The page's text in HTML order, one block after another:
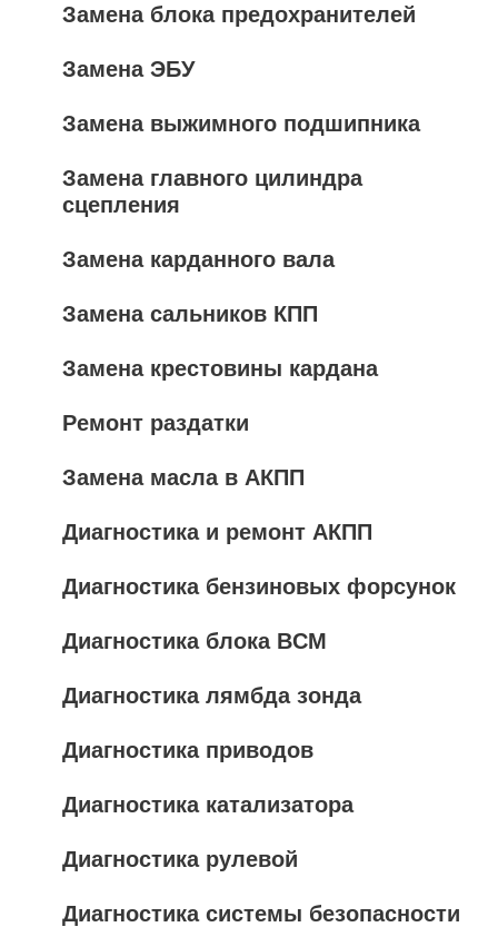
Замена блока предохранителей
Замена ЭБУ
Замена выжимного подшипника
Замена главного цилиндра
сцепления
Замена карданного вала
Замена сальников КПП
Замена крестовины кардана
Ремонт раздатки
Замена масла в АКПП
Диагностика и ремонт АКПП
Диагностика бензиновых форсунок
Диагностика блока BCM
Диагностика лямбда зонда
Диагностика приводов
Диагностика катализатора
Диагностика рулевой
Диагностика системы безопасности